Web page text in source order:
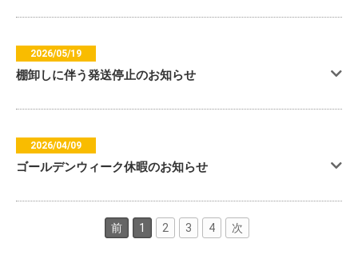
2026/05/19
棚卸しに伴う発送停止のお知らせ
2026/04/09
ゴールデンウィーク休暇のお知らせ
前 1 2 3 4 次